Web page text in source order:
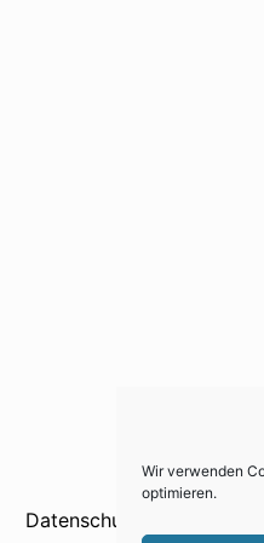
Wir verwenden
optimieren.
Datenschutzerklärung